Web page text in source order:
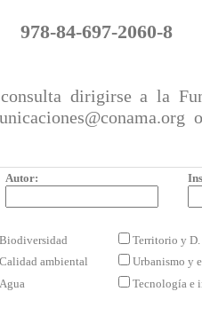
978-84-697-2060-8
dirigirse a la
Autor:
Biodiversidad
Territorio y
Calidad ambiental
Urbanismo y
Agua
Tecnología